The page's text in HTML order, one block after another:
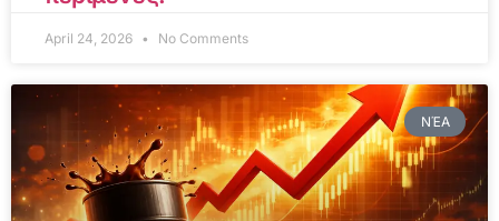
April 24, 2026 No Comments
ΝΈΑ